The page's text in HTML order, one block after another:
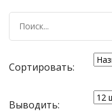
Сортировать:
Выводить: